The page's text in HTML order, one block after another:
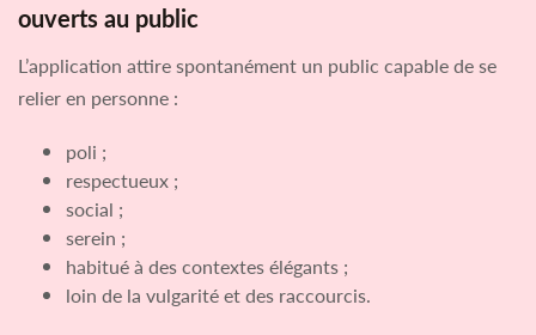
ouverts au public
L’application attire spontanément un public capable de se
relier en personne :
poli ;
respectueux ;
social ;
serein ;
habitué à des contextes élégants ;
loin de la vulgarité et des raccourcis.